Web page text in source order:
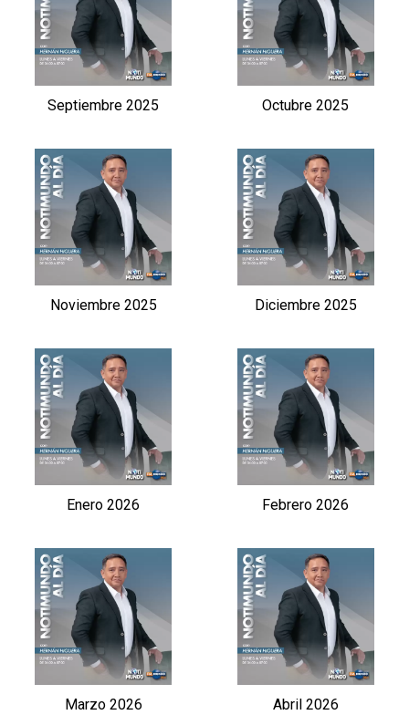
Septiembre 2025 Octubre 2025
Noviembre 2025 Diciembre 2025
Enero 2026 Febrero 2026
Marzo 2026 Abril 2026